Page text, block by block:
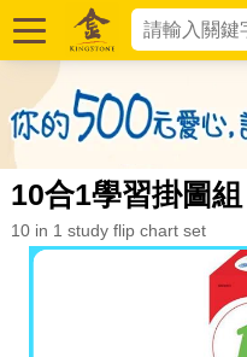
10合1學習掛圖組
10 in 1 study flip chart set